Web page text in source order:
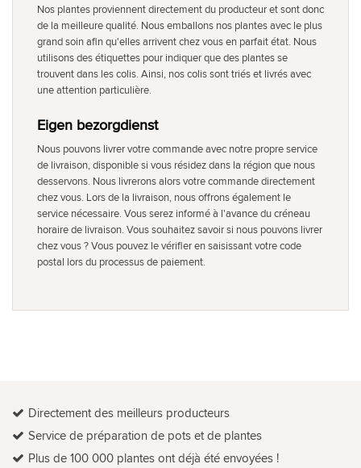
Nos plantes proviennent directement du producteur et sont donc
de la meilleure qualité. Nous emballons nos plantes avec le plus
grand soin afin qu'elles arrivent chez vous en parfait état. Nous
utilisons des étiquettes pour indiquer que des plantes se
trouvent dans les colis. Ainsi, nos colis sont triés et livrés avec
une attention particulière.
Eigen bezorgdienst
Nous pouvons livrer votre commande avec notre propre service
de livraison, disponible si vous résidez dans la région que nous
desservons. Nous livrerons alors votre commande directement
chez vous. Lors de la livraison, nous offrons également le
service nécessaire. Vous serez informé à l'avance du créneau
horaire de livraison. Vous souhaitez savoir si nous pouvons livrer
chez vous ? Vous pouvez le vérifier en saisissant votre code
postal lors du processus de paiement.
Directement des meilleurs producteurs
Service de préparation de pots et de plantes
Plus de 100 000 plantes ont déjà été envoyées !